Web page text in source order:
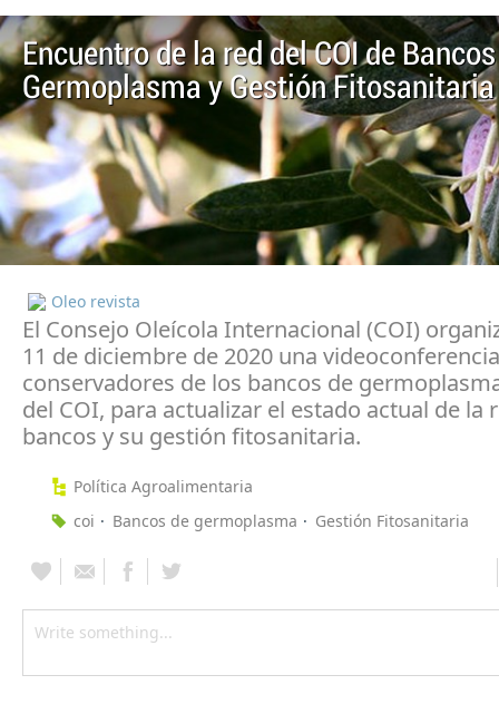
Encuentro de la red del COI de
Germoplasma y Gestión Fitosanitaria
Oleo revista
El Consejo Oleícola Internacional (COI)
11 de diciembre de 2020 una
conservadores de los bancos de
del COI, para actualizar el estado actual de la
bancos y su gestión fitosanitaria.
Política Agroalimentaria
coi
Bancos de germoplasma Gestión Fitosanitaria